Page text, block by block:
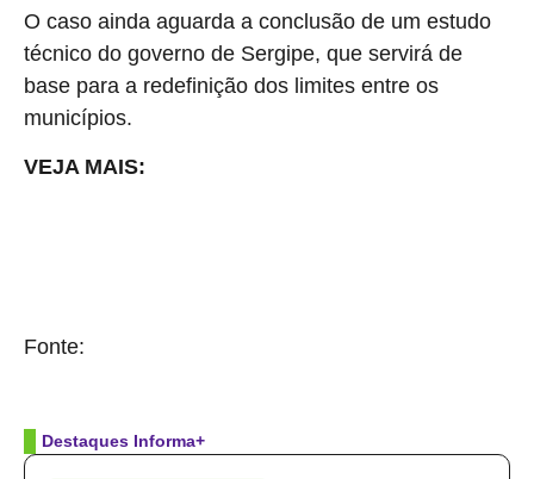
O caso ainda aguarda a conclusão de um estudo
técnico do governo de Sergipe, que servirá de
base para a redefinição dos limites entre os
municípios.
VEJA MAIS:
Fonte:
Destaques Informa+